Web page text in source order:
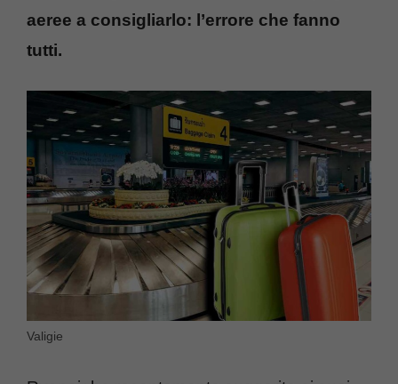
aeree a consigliarlo: l’errore che fanno
tutti.
Valigie